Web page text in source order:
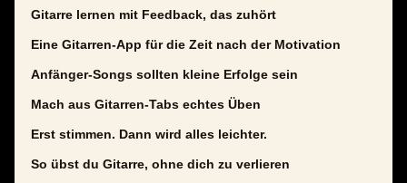
Gitarre lernen mit Feedback, das zuhört
Eine Gitarren-App für die Zeit nach der Motivation
Anfänger-Songs sollten kleine Erfolge sein
Mach aus Gitarren-Tabs echtes Üben
Erst stimmen. Dann wird alles leichter.
So übst du Gitarre, ohne dich zu verlieren